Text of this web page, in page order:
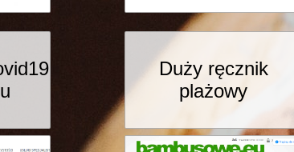
Duży ręcznik
plażowy